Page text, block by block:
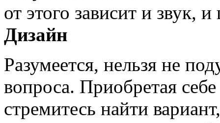
от этого зависит и звук, и
Дизайн
Разумеется, нельзя не
вопроса. Приобретая
стремитесь найти